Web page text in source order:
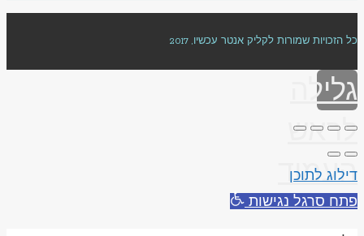
כל הזכויות שמורות לקליק אנטר עכשיו, 2017
גלילה
לראש
העמוד
דילוג לתוכן
פתח סרגל נגישות